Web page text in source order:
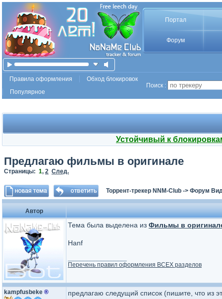
Портал
Форум
Правила оформления
Обход блокировок
Популярное
Поиск :
Устойчивый к
Предлагаю фильмы в оригинале
Страницы: 1, 2 След.
Торрент-трекер NNM-Club -> Форум
Автор
Тема была выделена из Фильмы в
Hanf
Перечень правил оформления ВСЕХ разделов
kampfusbeke ®
предлагаю следущий список (пишите, что из